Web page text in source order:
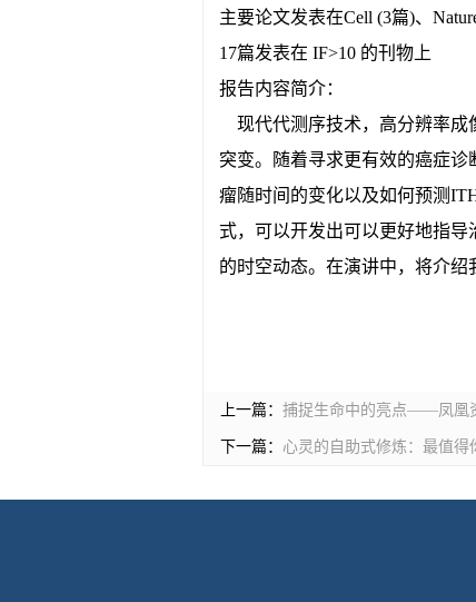
主要论文发表在Cell (3篇)、
17篇发表在 IF>10 的刊物上
报告内容简介：
现代代测序技术，高分辨率成
突变。随着寻求更有效的癌症
瘤随时间的变化以及如何预测
式，可以开发出可以更好地指
的时空动态。在演讲中，将介绍
上一篇： 捕捉生命中的亮点——凤凰
下一篇： 心灵的自助式修炼：最值得